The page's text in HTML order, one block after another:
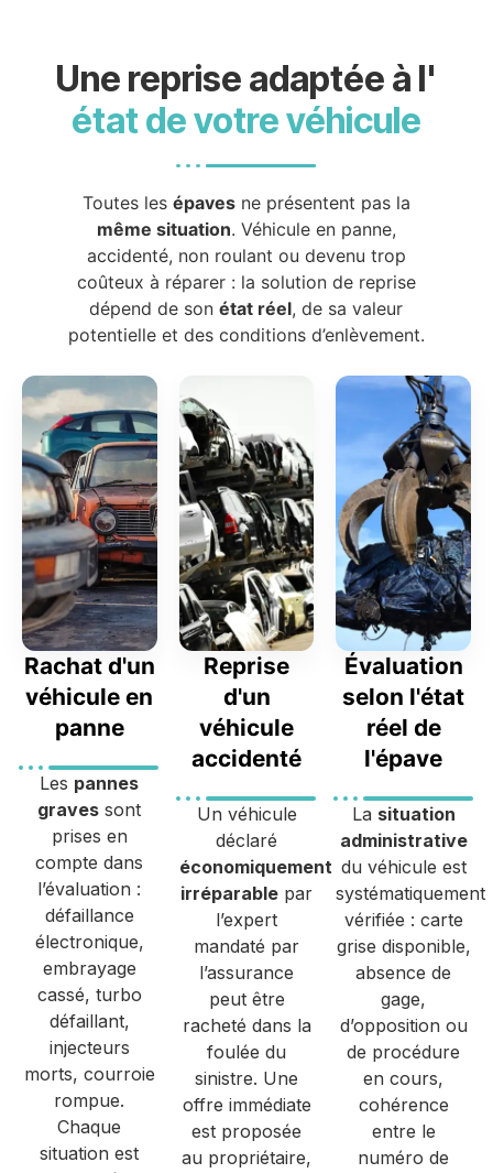
Une reprise adaptée à l'
état de votre véhicule
Toutes les épavesne présentent pas la
même situation. Véhicule en panne,
accidenté, non roulant ou devenu trop
coûteux à réparer : la solution de reprise
dépend de sonétat réel, de sa valeur
potentielle et des conditions d’enlèvement.
Rachat d'un
véhicule en
panne
Les pannes
graves sont
prises en
compte dans
l’évaluation :
défaillance
électronique,
embrayage
cassé, turbo
défaillant,
injecteurs
morts, courroie
rompue.
Chaque
situation est
Reprise
d'un
véhicule
accidenté
Un véhicule
déclaré
économiquement
irréparable par
l’expert
mandaté par
l’assurance
peut être
racheté dans la
foulée du
sinistre. Une
offre immédiate
est proposée
au propriétaire,
Évaluation
selon l'état
réel de
l'épave
La situation
administrative
du véhicule est
systématiquement
vérifiée : carte
grise disponible,
absence de
gage,
d’opposition ou
de procédure
en cours,
cohérence
entre le
numéro de